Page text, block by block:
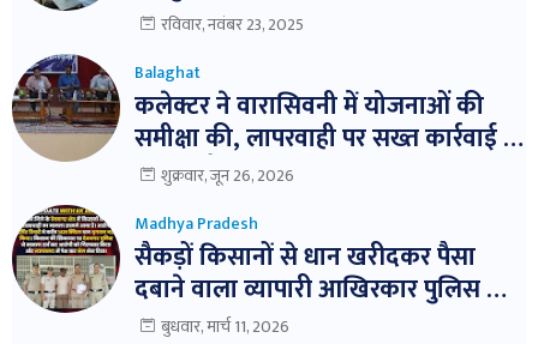
दवाईयो के नमुने जांच हेतु भेजे ।
रविवार, नवंबर 23, 2025
Balaghat
कलेक्टर ने वारासिवनी में योजनाओं की
समीक्षा की, लापरवाही पर सख्त कार्रवाई के
निर्देश। बैठक में विभागवार समीक्षा,
कार्रवाई के निर्देश
शुक्रवार, जून 26, 2026
Madhya Pradesh
सैकड़ों किसानों से धान खरीदकर पैसा
दबाने वाला व्यापारी आखिरकार पुलिस के
शिकंजे में!
बुधवार, मार्च 11, 2026